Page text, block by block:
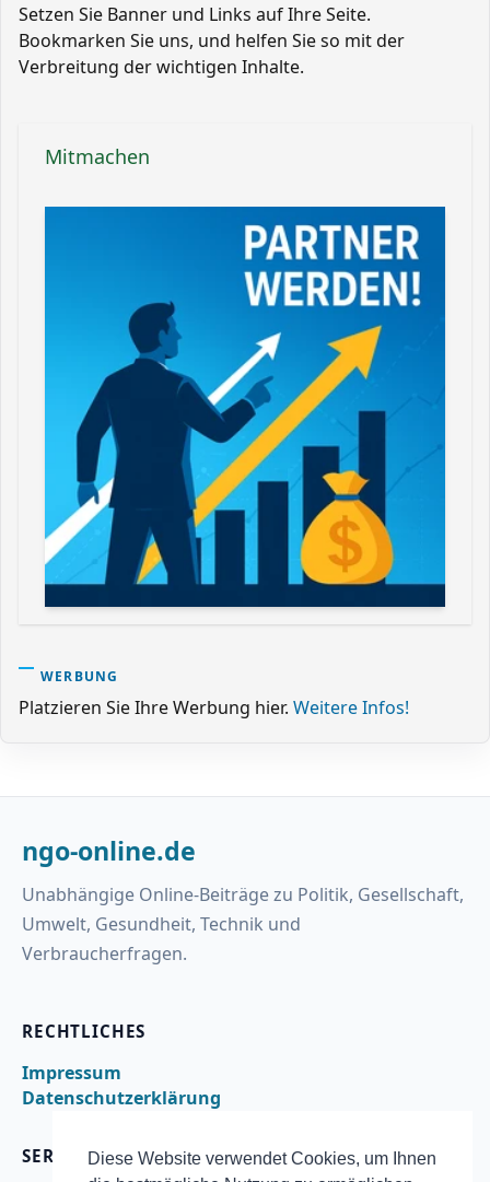
Diese Website verwendet Cookies, um Ihnen
Setzen Sie Banner und Links auf Ihre Seite.
Bookmarken Sie uns, und helfen Sie so mit der
Verbreitung der wichtigen Inhalte.
Mitmachen
WERBUNG
Platzieren Sie Ihre Werbung hier. Weitere Infos!
ngo-online.de
Unabhängige Online-Beiträge zu Politik, Gesellschaft,
Umwelt, Gesundheit, Technik und
Verbraucherfragen.
RECHTLICHES
Impressum
Datenschutzerklärung
SERVICE